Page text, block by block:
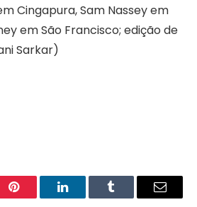
Cingapura, Sam Nassey em
em São Francisco; edição de
Sarkar)
Pinterest LinkedInTumblr Email